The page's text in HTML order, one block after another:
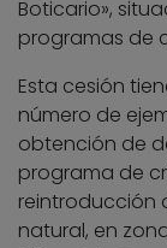
Boticario»,
programas de
Esta cesión
número de
obtención de
programa de
reintroducción
natural, en